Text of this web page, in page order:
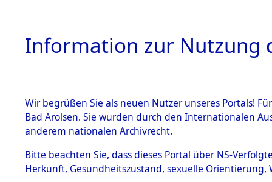
HOME
BESTÄNDE
0001
Information zur Nutzung
Wir begrüßen Sie als neuen Nutzer unseres Portals!
Bad Arolsen. Sie wurden durch den Internationalen
anderem nationalen Archivrecht.
Bitte beachten Sie, dass dieses Portal über NS-
Herkunft, Gesundheitszustand, sexuelle